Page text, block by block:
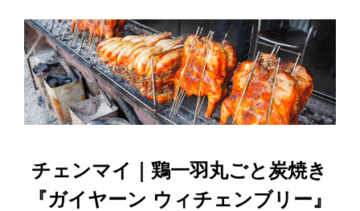
b
o
o
k
d
o
n
チェンマイ｜鶏一羽丸ごと炭焼き
『ガイヤーン ウィチェンブリー』